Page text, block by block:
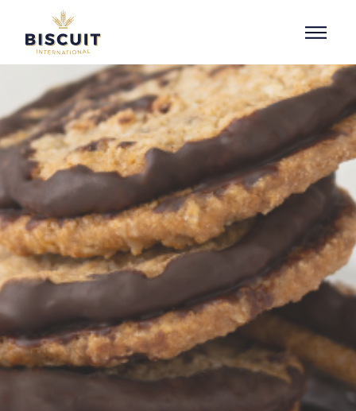
Aller au contenu